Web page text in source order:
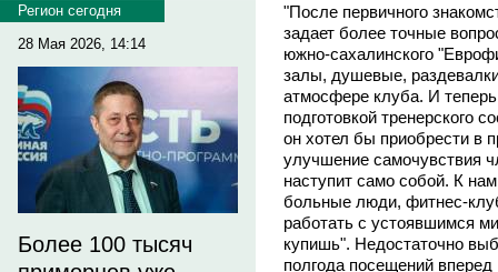
Регион сегодня
28 Мая 2026, 14:14
Более 100 тысяч
"После первичного
задает более точные
южно-сахалинского
залы, душевые,
атмосфере клуба. И
подготовкой тренерского
он хотел бы приобрести в
улучшение самочувствия
наступит само собой. К
больные люди, фитнес-
работать с устоявшимся
купишь". Недостаточно
полгода посещений